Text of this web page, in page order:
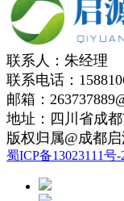
联系人：朱经理
联系电话：
邮箱：
地址：四川省成
版权归属@成都
蜀ICP备13023111号-